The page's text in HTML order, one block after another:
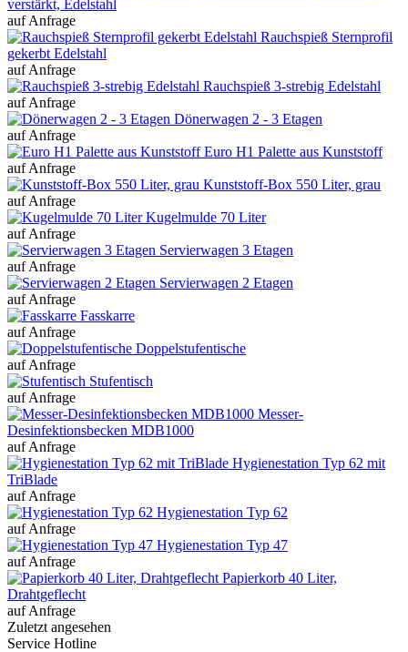
verstärkt, Edelstahl
auf Anfrage
Rauchspieß Sternprofil
gekerbt Edelstahl
auf Anfrage
Rauchspieß 3-strebig Edelstahl
auf Anfrage
Dönerwagen 2 - 3 Etagen
auf Anfrage
Euro H1 Palette aus Kunststoff
auf Anfrage
Kunststoff-Box 550 Liter, grau
auf Anfrage
Kugelmulde 70 Liter
auf Anfrage
Servierwagen 3 Etagen
auf Anfrage
Servierwagen 2 Etagen
auf Anfrage
Fasskarre
auf Anfrage
Doppelstufentische
auf Anfrage
Stufentisch
auf Anfrage
Messer-
Desinfektionsbecken MDB1000
auf Anfrage
Hygienestation Typ 62 mit
TriBlade
auf Anfrage
Hygienestation Typ 62
auf Anfrage
Hygienestation Typ 47
auf Anfrage
Papierkorb 40 Liter,
Drahtgeflecht
auf Anfrage
Zuletzt angesehen
Service Hotline